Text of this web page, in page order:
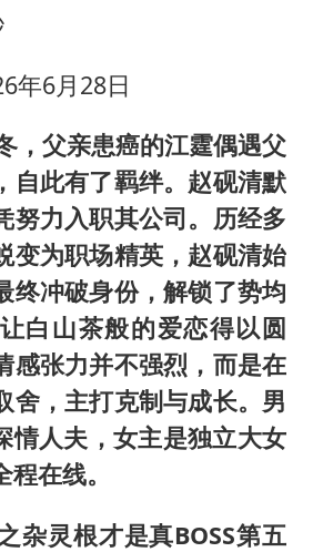
年6月28日
，父亲患癌的江霆偶遇父
自此有了羁绊。赵砚清默
努力入职其公司。历经多
变为职场精英，赵砚清始
终冲破身份，解锁了势均
白山茶般的爱恋得以圆
感张力并不强烈，而是在
舍，主打克制与成长。男
情人夫，女主是独立大女
在线。
杂灵根才是真BOSS第五